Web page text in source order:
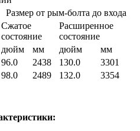
Размер от рым-болта до входа
Сжатое
состояние
Расширенное
состояние
дюйм
мм дюйм
мм
96.0 2438 130.0
3301
98.0 2489 132.0 3354